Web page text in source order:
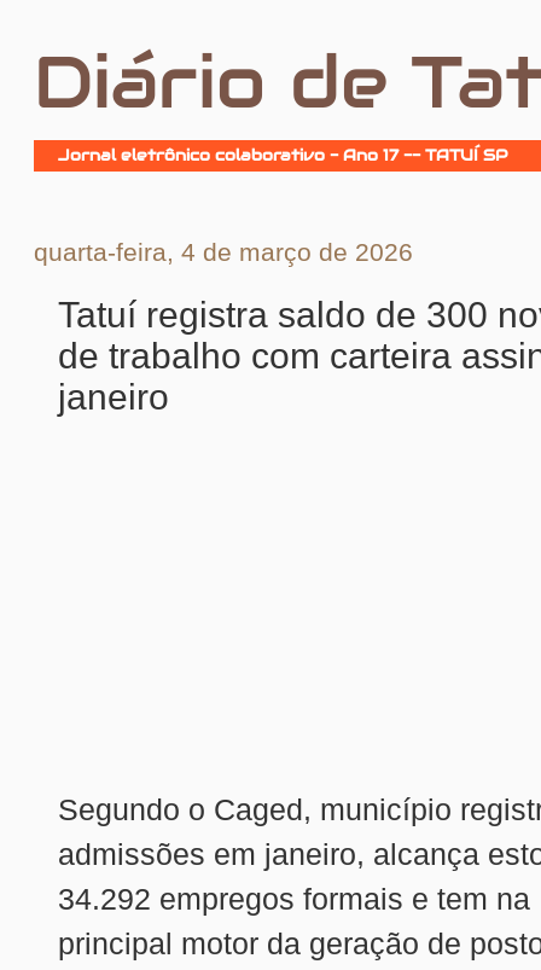
Diário de
Jornal eletrônico colaborativo - Ano 17 -- TATUÍ SP
quarta-feira, 4 de março de 2026
Tatuí registra saldo de 300
de trabalho com carteira
janeiro
Segundo o Caged, município
admissões em janeiro, alcança
34.292 empregos formais e tem na
principal motor da geração de